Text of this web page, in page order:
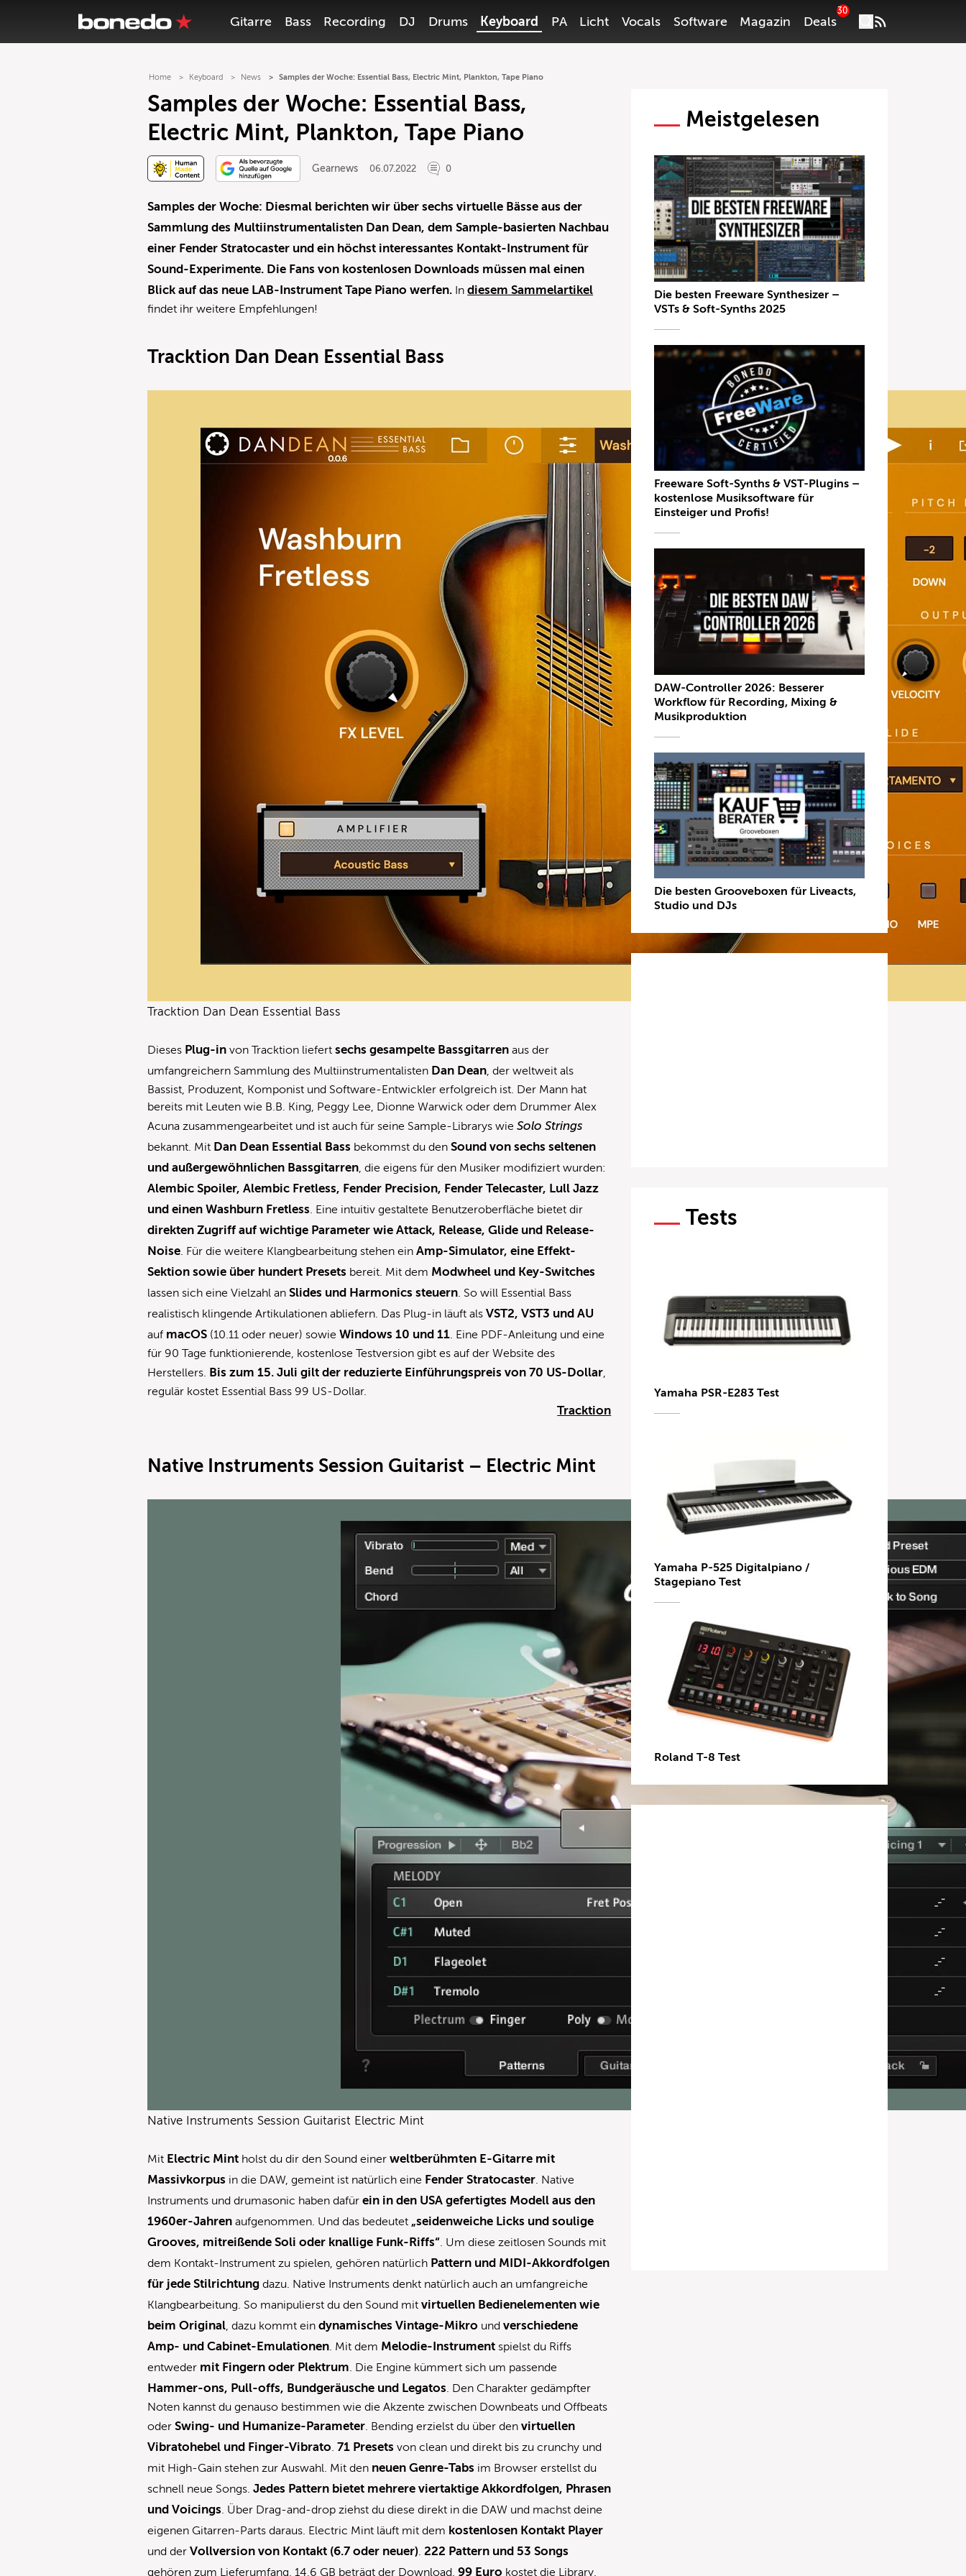
Gitarre Bass Recording DJ Drums Keyboard PA Licht Vocals Software Magazin Deals
30
Home Keyboard News Samples der Woche: Essential Bass, Electric Mint, Plankton, Tape Piano
Samples der Woche: Essential Bass,
Electric Mint, Plankton, Tape Piano
Gearnews 06.07.2022 0
Samples der Woche: Diesmal berichten wir über sechs virtuelle Bässe aus der
Sammlung des Multiinstrumentalisten Dan Dean, dem Sample-basierten Nachbau
einer Fender Stratocaster und ein höchst interessantes Kontakt-Instrument für
Sound-Experimente. Die Fans von kostenlosen Downloads müssen mal einen
Blick auf das neue LAB-Instrument Tape Piano werfen. Indiesem Sammelartikel
findet ihr weitere Empfehlungen!
Tracktion Dan Dean Essential Bass
Tracktion Dan Dean Essential Bass
Dieses Plug-in von Tracktion liefertsechs gesampelte Bassgitarren aus der
umfangreichern Sammlung des Multiinstrumentalisten Dan Dean, der weltweit als
Bassist, Produzent, Komponist und Software-Entwickler erfolgreich ist. Der Mann hat
bereits mit Leuten wie B.B. King, Peggy Lee, Dionne Warwick oder dem Drummer Alex
Acuna zusammengearbeitet und ist auch für seine Sample-Librarys wieSolo Strings
bekannt. Mit Dan Dean Essential Bass bekommst du denSound von sechs seltenen
und außergewöhnlichen Bassgitarren, die eigens für den Musiker modifiziert wurden:
Alembic Spoiler, Alembic Fretless, Fender Precision, Fender Telecaster, Lull Jazz
und einen Washburn Fretless. Eine intuitiv gestaltete Benutzeroberfläche bietet dir
direkten Zugriff auf wichtige Parameter wie Attack, Release, Glide und Release-
Noise. Für die weitere Klangbearbeitung stehen einAmp-Simulator, eine Effekt-
Sektion sowie über hundert Presets bereit. Mit dem Modwheel und Key-Switches
lassen sich eine Vielzahl anSlides und Harmonics steuern. So will Essential Bass
realistisch klingende Artikulationen abliefern. Das Plug-in läuft alsVST2, VST3 und AU
auf macOS (10.11 oder neuer) sowieWindows 10 und 11. Eine PDF-Anleitung und eine
für 90 Tage funktionierende, kostenlose Testversion gibt es auf der Website des
Herstellers. Bis zum 15. Juli gilt der reduzierte Einführungspreis von 70 US-Dollar,
regulär kostet Essential Bass 99 US-Dollar.
Tracktion
Native Instruments Session Guitarist – Electric Mint
Native Instruments Session Guitarist Electric Mint
Mit Electric Mint holst du dir den Sound einerweltberühmten E-Gitarre mit
Massivkorpus in die DAW, gemeint ist natürlich eine Fender Stratocaster. Native
Instruments und drumasonic haben dafürein in den USA gefertigtes Modell aus den
1960er-Jahren aufgenommen. Und das bedeutet „seidenweiche Licks und soulige
Grooves, mitreißende Soli oder knallige Funk-Riffs“. Um diese zeitlosen Sounds mit
dem Kontakt-Instrument zu spielen, gehören natürlich Pattern und MIDI-Akkordfolgen
für jede Stilrichtung dazu. Native Instruments denkt natürlich auch an umfangreiche
Klangbearbeitung. So manipulierst du den Sound mitvirtuellen Bedienelementen wie
beim Original, dazu kommt eindynamisches Vintage-Mikro undverschiedene
Amp- und Cabinet-Emulationen. Mit dem Melodie-Instrument spielst du Riffs
entweder mit Fingern oder Plektrum. Die Engine kümmert sich um passende
Hammer-ons, Pull-offs, Bundgeräusche und Legatos. Den Charakter gedämpfter
Noten kannst du genauso bestimmen wie die Akzente zwischen Downbeats und Offbeats
oderSwing- und Humanize-Parameter. Bending erzielst du über denvirtuellen
Vibratohebel und Finger-Vibrato.71 Presets von clean und direkt bis zu crunchy und
mit High-Gain stehen zur Auswahl. Mit den neuen Genre-Tabs im Browser erstellst du
schnell neue Songs.Jedes Pattern bietet mehrere viertaktige Akkordfolgen, Phrasen
und Voicings. Über Drag-and-drop ziehst du diese direkt in die DAW und machst deine
eigenen Gitarren-Parts daraus. Electric Mint läuft mit dem kostenlosen Kontakt Player
und derVollversion von Kontakt (6.7 oder neuer).222 Pattern und 53 Songs
gehören zum Lieferumfang. 14,6 GB beträgt der Download.99 Euro kostet die Library.
Meistgelesen
Die besten Freeware Synthesizer –
VSTs & Soft-Synths 2025
Freeware Soft-Synths & VST-Plugins –
kostenlose Musiksoftware für
Einsteiger und Profis!
DAW-Controller 2026: Besserer
Workflow für Recording, Mixing &
Musikproduktion
Die besten Grooveboxen für Liveacts,
Studio und DJs
Tests
Yamaha PSR-E283 Test
Yamaha P-525 Digitalpiano /
Stagepiano Test
Roland T-8 Test